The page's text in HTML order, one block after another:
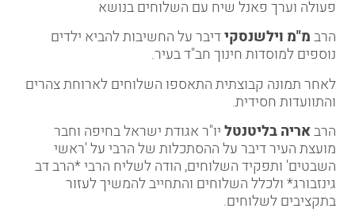
פעולה וערך פאנל שיח עם השלוחים בנושא
הרבמ"מ וילשנסקידיבר על החשיבות להביא ילדים
נוספים למוסדות חינוך חב"ד בעיר.
לאחר תמונה קבוצתית התאספו השלוחים לארוחת צהרים
והתוועדות חסידית.
הרבאריה בליטנטליו"ר אגודת ישראל בחיפה וחבר
מועצת העיר דיבר על ההסתכלות של הרבי על 'ראשי
השבטים' ותפקיד השלוחים, הודה לשליח הרבי *הרב דב
גינזבורג* ולכלל השלוחים והתחייב להמשיך לעזור
בתקציבים לשלוחים.